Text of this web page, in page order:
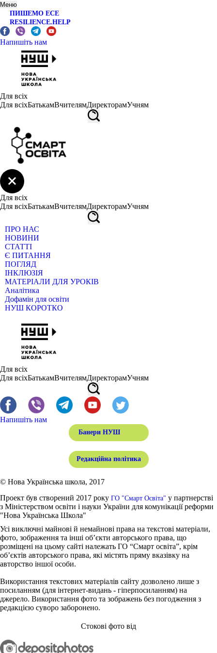
Меню
ПИШЕМО ЕСЕ
RESILIENCE.HELP
Напишіть нам
Для всіх
Для всіхБатькамВчителямДиректорамУчням
Для всіх
Для всіхБатькамВчителямДиректорамУчням
ПРО НАС
НОВИНИ
СТАТТІ
Є ПИТАННЯ
ПОГЛЯД
ІНКЛЮЗІЯ
МАТЕРІАЛИ ДЛЯ УРОКІВ
Аналітика
Дофамін для освіти
НУШ КОРОТКО
Для всіх
Для всіхБатькамВчителямДиректорамУчням
Напишіть нам
Банери НУШ
Редакційна політика
© Нова Українська школа, 2017
Проект був створений 2017 року ГО "Смарт Освіта" у партнерстві
з Міністерством освіти і науки України для комунікації реформи
"Нова Українська Школа"
Усі виключні майнові й немайнові права на текстові матеріали,
фото, зображення та інші об’єкти авторського права, що
розміщені на цьому сайті належать ГО “Смарт освіта”, крім
об’єктів авторського права, які містять пряму вказівку на
авторство іншої особи.
Використання текстових матеріалів сайту дозволено лише з
посиланням (для інтернет-видань - гіперпосиланням) на
джерело. Використання фото та зображень без погодження з
редакцією суворо заборонено.
Стокові фото від